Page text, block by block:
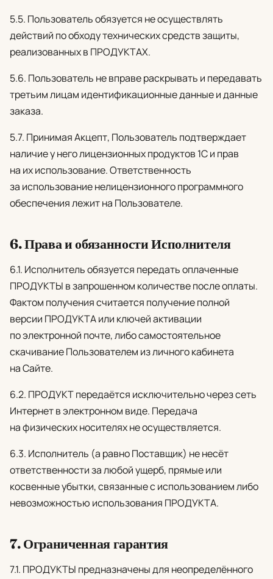
5.5. Пользователь обязуется не осуществлять
действий по обходу технических средств защиты,
реализованных в ПРОДУКТАХ.
5.6. Пользователь не вправе раскрывать и передавать
третьим лицам идентификационные данные и данные
заказа.
5.7. Принимая Акцепт, Пользователь подтверждает
наличие у него лицензионных продуктов 1С и прав
на их использование. Ответственность
за использование нелицензионного программного
обеспечения лежит на Пользователе.
6. Права и обязанности Исполнителя
6.1. Исполнитель обязуется передать оплаченные
ПРОДУКТЫ в запрошенном количестве после оплаты.
Фактом получения считается получение полной
версии ПРОДУКТА или ключей активации
по электронной почте, либо самостоятельное
скачивание Пользователем из личного кабинета
на Сайте.
6.2. ПРОДУКТ передаётся исключительно через сеть
Интернет в электронном виде. Передача
на физических носителях не осуществляется.
6.3. Исполнитель (а равно Поставщик) не несёт
ответственности за любой ущерб, прямые или
косвенные убытки, связанные с использованием либо
невозможностью использования ПРОДУКТА.
7. Ограниченная гарантия
7.1. ПРОДУКТЫ предназначены для неопределённого